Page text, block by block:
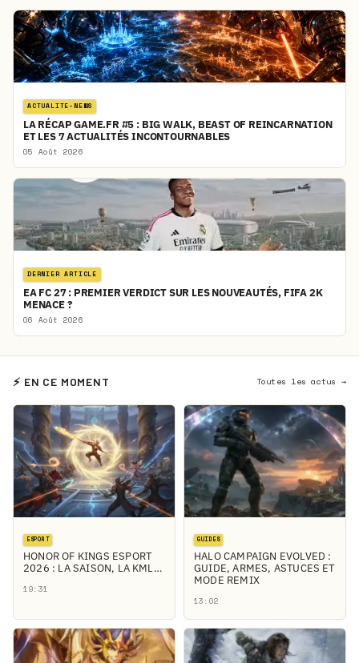
ACTUALITE-NEWS
LA RÉCAP GAME.FR #5 : BIG WALK, BEAST OF REINCARNATION
ET LES 7 ACTUALITÉS INCONTOURNABLES
05 Août 2026
DERNIER ARTICLE
EA FC 27 : PREMIER VERDICT SUR LES NOUVEAUTÉS, FIFA 2K
MENACE ?
06 Août 2026
⚡ EN CE MOMENT Toutes les actus →
ESPORT
HONOR OF KINGS ESPORT
2026 : LA SAISON, LA KML…
19:31
GUIDES
HALO CAMPAIGN EVOLVED :
GUIDE, ARMES, ASTUCES ET
MODE REMIX
13:02